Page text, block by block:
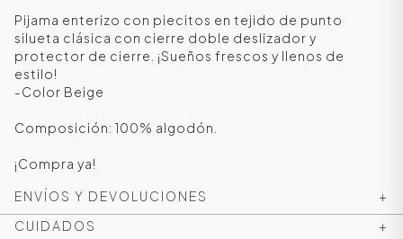
Pijama enterizo con piecitos en tejido de punto
silueta clásica con cierre doble deslizador y
protector de cierre. ¡Sueños frescos y llenos de
estilo!
-Color Beige
Composición: 100% algodón.
¡Compra ya!
ENVÍOS Y DEVOLUCIONES
+
CUIDADOS
+